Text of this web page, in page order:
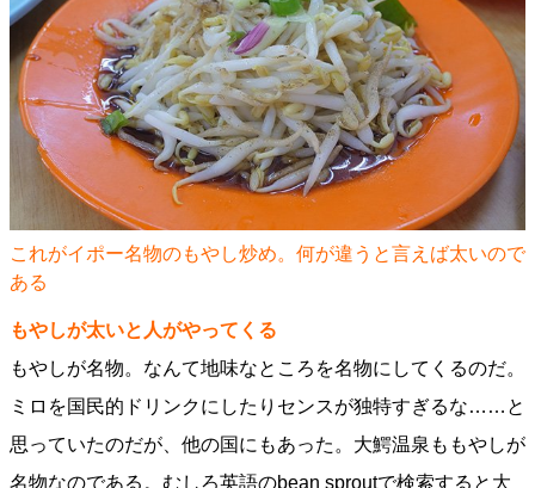
これがイポー名物のもやし炒め。何が違うと言えば太いので
ある
もやしが太いと人がやってくる
もやしが名物。なんて地味なところを名物にしてくるのだ。
ミロを国民的ドリンクにしたりセンスが独特すぎるな……と
思っていたのだが、他の国にもあった。大鰐温泉ももやしが
名物なのである。むしろ英語のbean sproutで検索すると大